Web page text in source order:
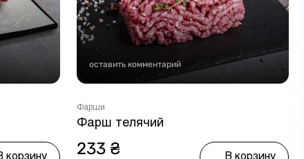
корзину
оставить комментарий
Фарши
Фарш телячий
233 ₴ В корзину